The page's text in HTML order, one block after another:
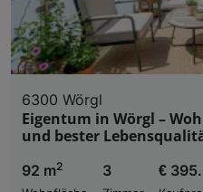
6300 Wörgl
Eigentum in Wörgl –
und bester
92 m2
3 €